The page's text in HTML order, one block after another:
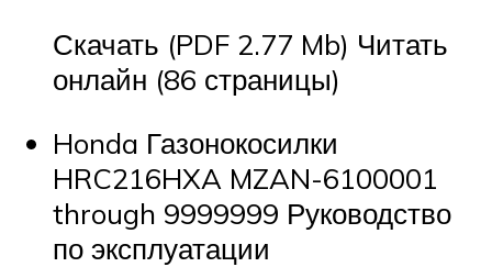
Скачать (PDF 2.77 Mb) Читать
онлайн (86 страницы)
Honda Газонокосилки
HRC216HXA MZAN-6100001
through 9999999 Руководство
по эксплуатации